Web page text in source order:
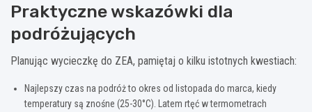
Praktyczne wskazówki dla
podróżujących
Planując wycieczkę do ZEA, pamiętaj o kilku istotnych kwestiach:
Najlepszy czas na podróż to okres od listopada do marca, kiedy
temperatury są znośne (25-30°C). Latem rtęć w termometrach